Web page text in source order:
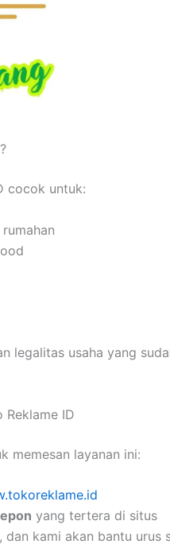
cocok untuk:
legalitas usaha yang
Reklame ID
memesan layanan ini:
yang tertera di situs
dan kami akan bantu urus